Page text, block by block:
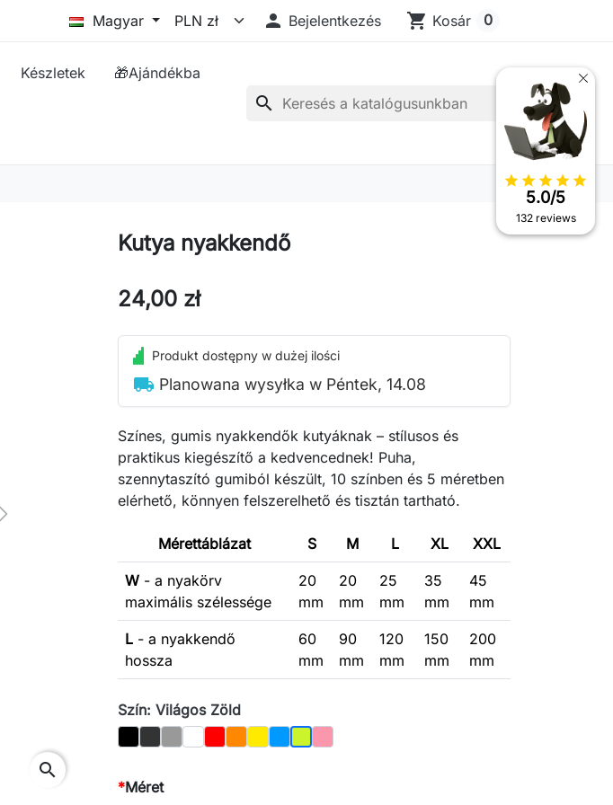
Magyar  Bejelentkezés shopping_cart Kosár 0
Készletek 🎁Ajándékba
search
Next
search
Kutya nyakkendő
24,00 zł
Produkt dostępny w dużej ilości
local_shipping Planowana wysyłka w Péntek, 14.08
Színes, gumis nyakkendők kutyáknak – stílusos és
praktikus kiegészítő a kedvencednek! Puha,
szennytaszító gumiból készült, 10 színben és 5 méretben
elérhető, könnyen felszerelhető és tisztán tartható.
Mérettáblázat S M L XL XXL
W - a nyakörv
maximális szélessége
20
mm
20
mm
25
mm
35
mm
45
mm
L - a nyakkendő
hossza
60
mm
90
mm
120
mm
150
mm
200
mm
Szín: Világos Zöld
Fekete
GrafitSzürke
FehérPirosNarancs
Sárga
KékVilágos Zöld
Rózsaszín
*Méret
star star star star star
5.0/5
132 reviews